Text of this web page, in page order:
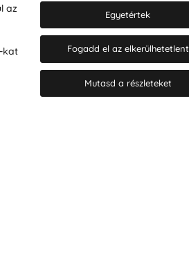
Hozzájárulok a személyes adatok
marketing célú kezeléséhez.
Személyes adatok védelmére
az
kat
Egyetértek
Fogadd el az elkerülhetetlent
Mutasd a részleteket